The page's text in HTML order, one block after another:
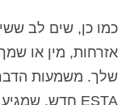
כמו כן, שים לב
שלך. משמעות